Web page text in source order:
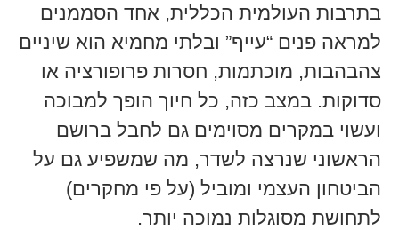
בתרבות העולמית הכללית, אחד הסממנים
למראה פנים “עייף” ובלתי מחמיא הוא שיניים
צהבהבות, מוכתמות, חסרות פרופורציה או
סדוקות. במצב כזה, כל חיוך הופך למבוכה
ועשוי במקרים מסוימים גם לחבל ברושם
הראשוני שנרצה לשדר, מה שמשפיע גם על
הביטחון העצמי ומוביל (על פי מחקרים)
לתחושת מסוגלות נמוכה יותר.